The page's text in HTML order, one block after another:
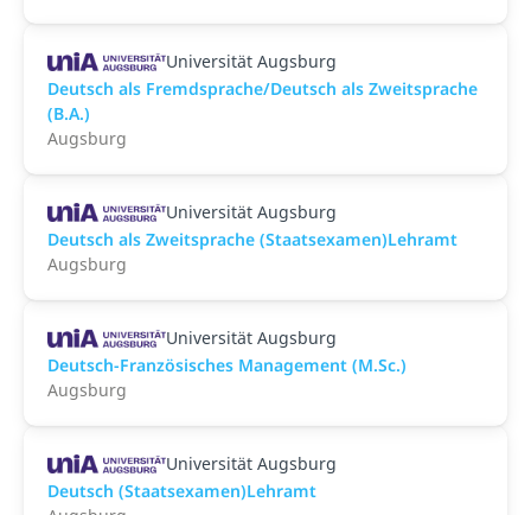
Universität Augsburg
Deutsch als Fremdsprache/Deutsch als Zweitsprache
(B.A.)
Augsburg
Universität Augsburg
Deutsch als Zweitsprache (Staatsexamen)Lehramt
Augsburg
Universität Augsburg
Deutsch-Französisches Management (M.Sc.)
Augsburg
Universität Augsburg
Deutsch (Staatsexamen)Lehramt